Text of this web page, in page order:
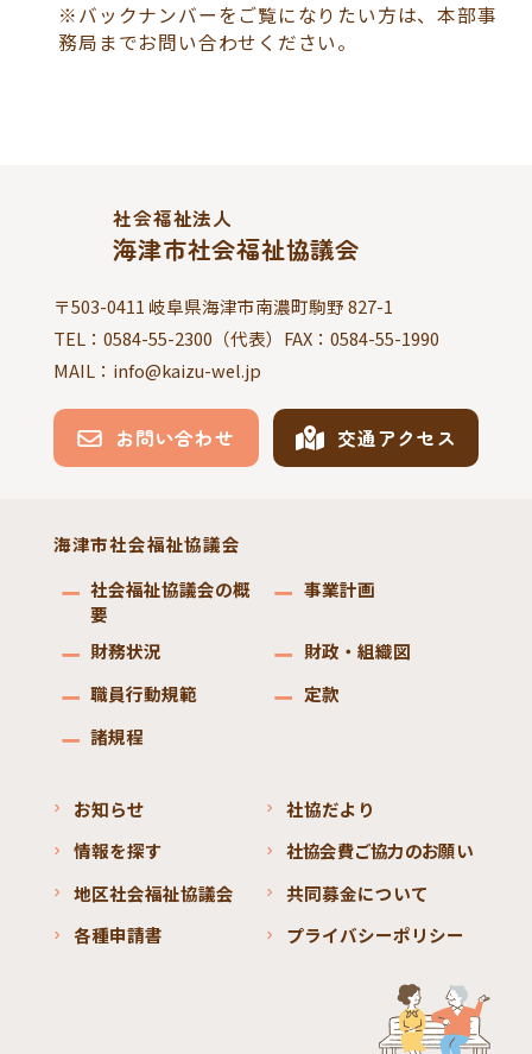
※バックナンバーをご覧になりたい方は、本部事
務局までお問い合わせください。
社会福祉法人
海津市社会福祉協議会
〒503-0411 岐阜県海津市南濃町駒野 827-1
TEL： 0584-55-2300 （代表）FAX： 0584-55-1990
MAIL：info@kaizu-wel.jp
お問い合わせ 交通アクセス
海津市社会福祉協議会
社会福祉協議会の概
要
事業計画
財務状況
財政・組織図
職員行動規範
定款
諸規程
お知らせ
社協だより
情報を探す
社協会費ご協力のお願い
地区社会福祉協議会
共同募金について
各種申請書
プライバシーポリシー